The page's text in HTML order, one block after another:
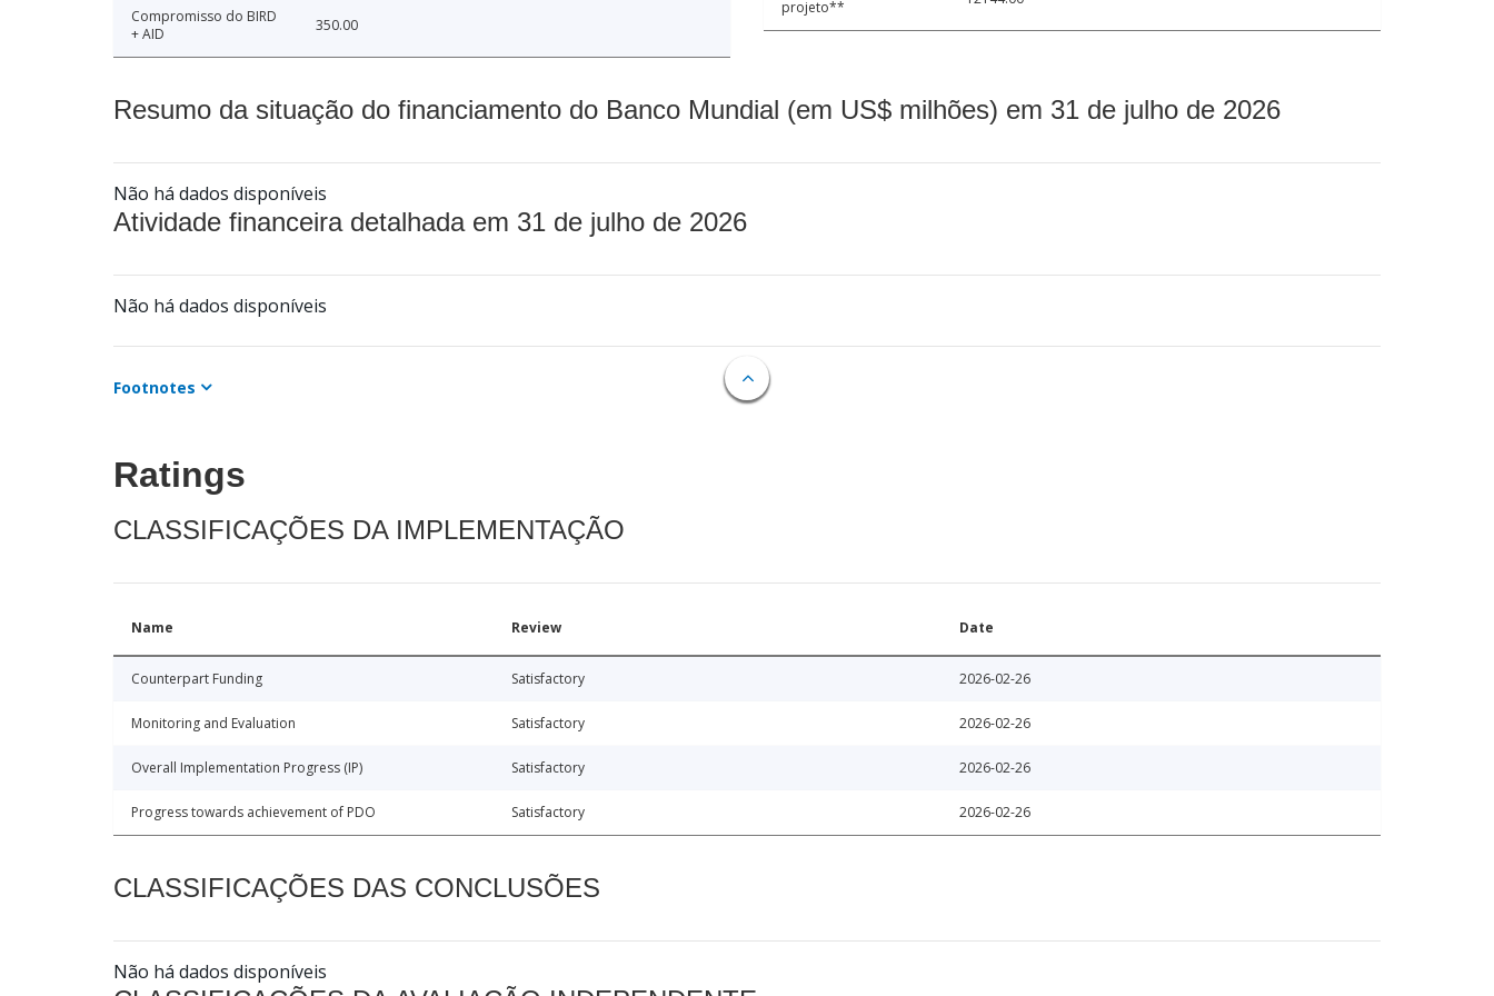
Compromisso do BIRD
+ AID
350.00
projeto**
Resumo da situação do financiamento do Banco Mundial (em US$ milhões) em 31 de julho de 2026
Não há dados disponíveis
Atividade financeira detalhada em 31 de julho de 2026
Não há dados disponíveis
Footnotes
Ratings
CLASSIFICAÇÕES DA IMPLEMENTAÇÃO
Name Review Date
Counterpart Funding Satisfactory 2026-02-26
Monitoring and Evaluation Satisfactory 2026-02-26
Overall Implementation Progress (IP) Satisfactory 2026-02-26
Progress towards achievement of PDO Satisfactory 2026-02-26
CLASSIFICAÇÕES DAS CONCLUSÕES
Não há dados disponíveis